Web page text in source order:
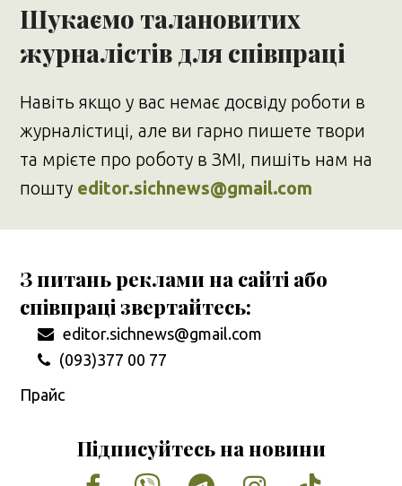
Шукаємо талановитих
журналістів для співпраці
Навіть якщо у вас немає досвіду роботи в
журналістиці, але ви гарно пишете твори
та мрієте про роботу в ЗМІ, пишіть нам на
пошту editor.sichnews@gmail.com
З питань реклами на сайті або
співпраці звертайтесь:
editor.sichnews@gmail.com
(093)377 00 77
Прайс
Підписуйтесь на новини